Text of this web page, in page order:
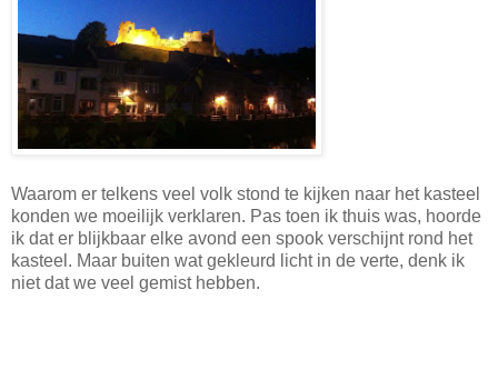
Waarom er telkens veel volk stond te kijken naar het kasteel
konden we moeilijk verklaren. Pas toen ik thuis was, hoorde
ik dat er blijkbaar elke avond een spook verschijnt rond het
kasteel. Maar buiten wat gekleurd licht in de verte, denk ik
niet dat we veel gemist hebben.